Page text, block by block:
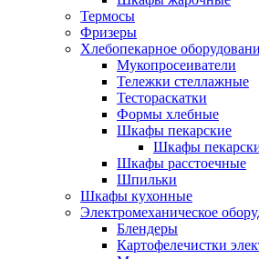
Термосы
Фризеры
Хлебопекарное
Мукопросеиватели
Тележки стеллажные
Тестораскатки
Формы хлебные
Шкафы пекарские
Шкафы
Шкафы расстоечные
Шпильки
Шкафы кухонные
Электромеханическое
Блендеры
Картофелечистки